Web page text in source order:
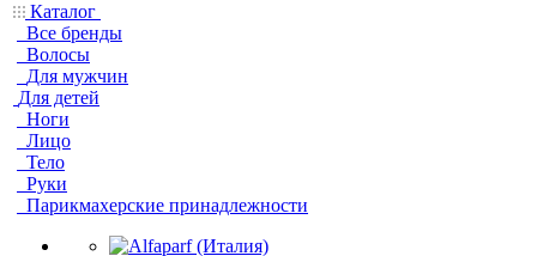
Каталог
Все бренды
Волосы
Для мужчин
Для детей
Ноги
Лицо
Тело
Руки
Парикмахерские принадлежности